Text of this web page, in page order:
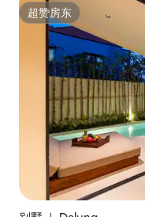
超赞房东
超赞房东